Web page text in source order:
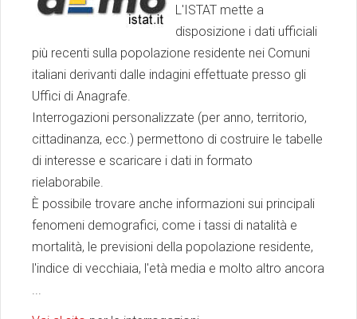
L'ISTAT mette a
disposizione i dati ufficiali
più recenti sulla popolazione residente nei Comuni
italiani derivanti dalle indagini effettuate presso gli
Uffici di Anagrafe.
Interrogazioni personalizzate (per anno, territorio,
cittadinanza, ecc.) permettono di costruire le tabelle
di interesse e scaricare i dati in formato
rielaborabile.
È possibile trovare anche informazioni sui principali
fenomeni demografici, come i tassi di natalità e
mortalità, le previsioni della popolazione residente,
l'indice di vecchiaia, l'età media e molto altro ancora
...